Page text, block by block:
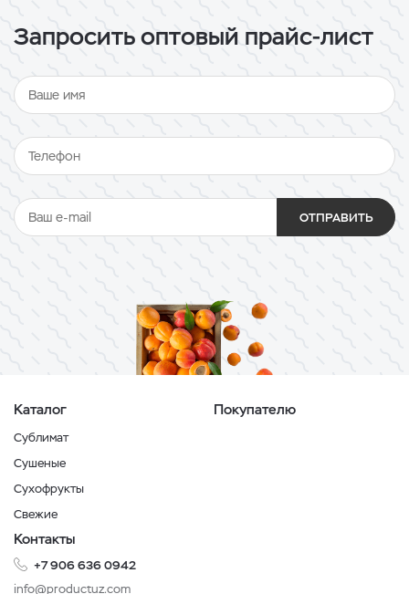
Запросить оптовый прайс-лист
ОТПРАВИТЬ
Каталог
Сублимат
Сушеные
Сухофрукты
Свежие
Покупателю
Контакты
+7 906 636 0942
info@productuz.com